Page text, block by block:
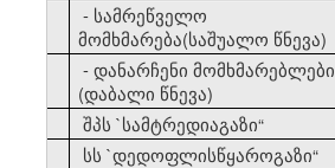
- სამრეწველო
მომხმარება(საშუალო წნევა)
- დანარჩენი მომხმარებლები
(დაბალი წნევა)
შპს `სამტრედიაგაზი“
სს `დედოფლისწყაროგაზი“